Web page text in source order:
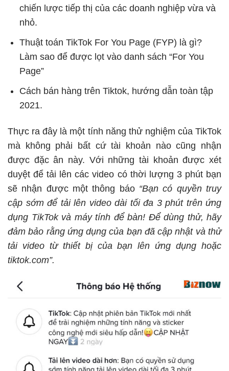
chiến lược tiếp thị của các doanh nghiệp vừa và
nhỏ.
Thuật toán TikTok For You Page (FYP) là gì?
Làm sao để được lọt vào danh sách “For You
Page”
Cách bán hàng trên Tiktok, hướng dẫn toàn tập
2021.
Thực ra đây là một tính năng thử nghiệm của TikTok
mà không phải bất cứ tài khoản nào cũng nhận
được đặc ân này. Với những tài khoản được xét
duyệt để tải lên các video có thời lượng 3 phút bạn
sẽ nhận được một thông báo “Bạn có quyền truy
cập sớm để tải lên video dài tối đa 3 phút trên ứng
dụng TikTok và máy tính để bàn! Để dùng thử, hãy
đảm bảo rằng ứng dụng của bạn đã cập nhật và thử
tải video từ thiết bị của bạn lên ứng dụng hoặc
tiktok.com”.